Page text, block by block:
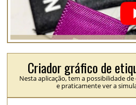
Criador gráfico de
Nesta aplicação, tem a possibilidade
e praticamente ver a